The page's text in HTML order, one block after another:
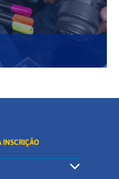
INSCRIÇÃO